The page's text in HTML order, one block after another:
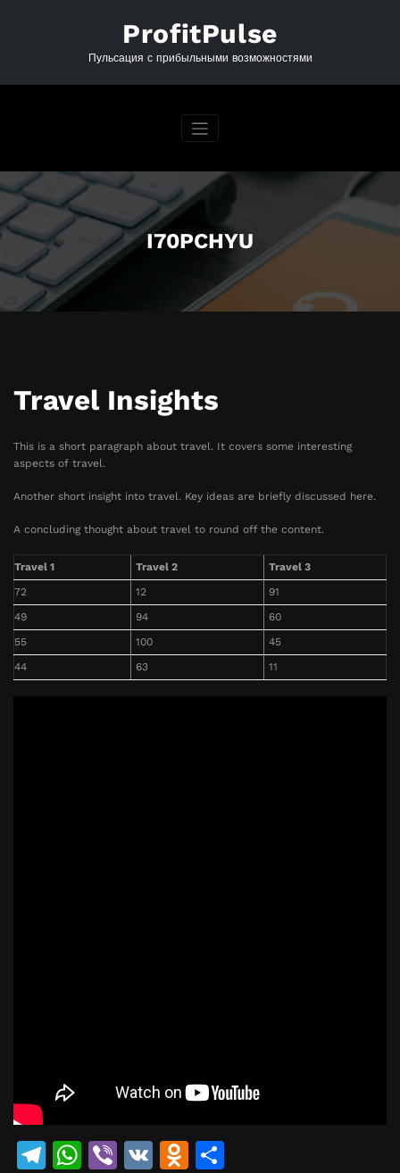
ProfitPulse
Пульсация с прибыльными возможностями
I70PCHYU
Travel Insights
This is a short paragraph about travel. It covers some interesting
aspects of travel.
Another short insight into travel. Key ideas are briefly discussed here.
A concluding thought about travel to round off the content.
Travel 1 Travel 2
Travel 3
72
12
91
49
94
60
55
100
45
44
63 11
Telegram
WhatsApp
Viber
VK Odnoklassniki